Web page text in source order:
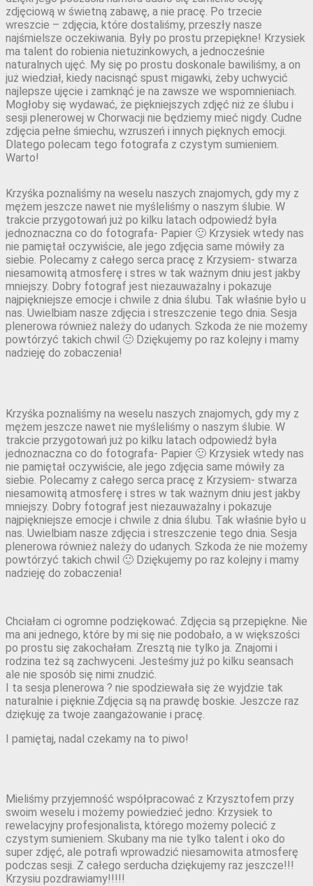
zdjęciową w świetną zabawę, a nie pracę. Po trzecie
wreszcie – zdjęcia, które dostaliśmy, przeszły nasze
najśmielsze oczekiwania. Były po prostu przepiękne! Krzysiek
ma talent do robienia nietuzinkowych, a jednocześnie
naturalnych ujęć. My się po prostu doskonale bawiliśmy, a on
już wiedział, kiedy nacisnąć spust migawki, żeby uchwycić
najlepsze ujęcie i zamknąć je na zawsze we wspomnieniach.
Mogłoby się wydawać, że piękniejszych zdjęć niż ze ślubu i
sesji plenerowej w Chorwacji nie będziemy mieć nigdy. Cudne
zdjęcia pełne śmiechu, wzruszeń i innych pięknych emocji.
Dlatego polecam tego fotografa z czystym sumieniem.
Warto!
Krzyśka poznaliśmy na weselu naszych znajomych, gdy my z
mężem jeszcze nawet nie myśleliśmy o naszym ślubie. W
trakcie przygotowań już po kilku latach odpowiedź była
jednoznaczna co do fotografa- Papier 🙂 Krzysiek wtedy nas
nie pamiętał oczywiście, ale jego zdjęcia same mówiły za
siebie. Polecamy z całego serca pracę z Krzysiem- stwarza
niesamowitą atmosferę i stres w tak ważnym dniu jest jakby
mniejszy. Dobry fotograf jest niezauważalny i pokazuje
najpiękniejsze emocje i chwile z dnia ślubu. Tak właśnie było u
nas. Uwielbiam nasze zdjęcia i streszczenie tego dnia. Sesja
plenerowa również należy do udanych. Szkoda że nie możemy
powtórzyć takich chwil 🙂 Dziękujemy po raz kolejny i mamy
nadzieję do zobaczenia!
Krzyśka poznaliśmy na weselu naszych znajomych, gdy my z
mężem jeszcze nawet nie myśleliśmy o naszym ślubie. W
trakcie przygotowań już po kilku latach odpowiedź była
jednoznaczna co do fotografa- Papier 🙂 Krzysiek wtedy nas
nie pamiętał oczywiście, ale jego zdjęcia same mówiły za
siebie. Polecamy z całego serca pracę z Krzysiem- stwarza
niesamowitą atmosferę i stres w tak ważnym dniu jest jakby
mniejszy. Dobry fotograf jest niezauważalny i pokazuje
najpiękniejsze emocje i chwile z dnia ślubu. Tak właśnie było u
nas. Uwielbiam nasze zdjęcia i streszczenie tego dnia. Sesja
plenerowa również należy do udanych. Szkoda że nie możemy
powtórzyć takich chwil 🙂 Dziękujemy po raz kolejny i mamy
nadzieję do zobaczenia!
Chciałam ci ogromne podziękować. Zdjęcia są przepiękne. Nie
ma ani jednego, które by mi się nie podobało, a w większości
po prostu się zakochałam. Zresztą nie tylko ja. Znajomi i
rodzina też są zachwyceni. Jesteśmy już po kilku seansach
ale nie sposób się nimi znudzić.
I ta sesja plenerowa ? nie spodziewała się że wyjdzie tak
naturalnie i pięknie.Zdjęcia są na prawdę boskie. Jeszcze raz
dziękuję za twoje zaangażowanie i pracę.
I pamiętaj, nadal czekamy na to piwo!
Mieliśmy przyjemność współpracować z Krzysztofem przy
swoim weselu i możemy powiedzieć jedno: Krzysiek to
rewelacyjny profesjonalista, którego możemy polecić z
czystym sumieniem. Skubany ma nie tylko talent i oko do
super zdjęć, ale potrafi wprowadzić niesamowita atmosferę
podczas sesji. Z całego serducha dziękujemy raz jeszcze!!!
Krzysiu pozdrawiamy!!!!!